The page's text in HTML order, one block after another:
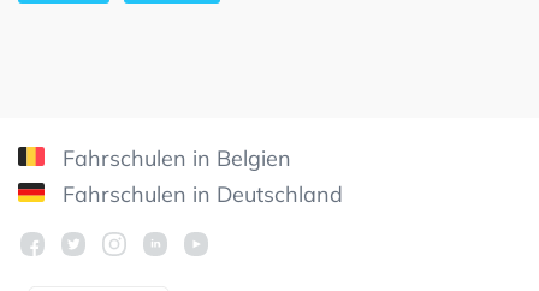
Fahrschulen in Belgien
Fahrschulen in Deutschland